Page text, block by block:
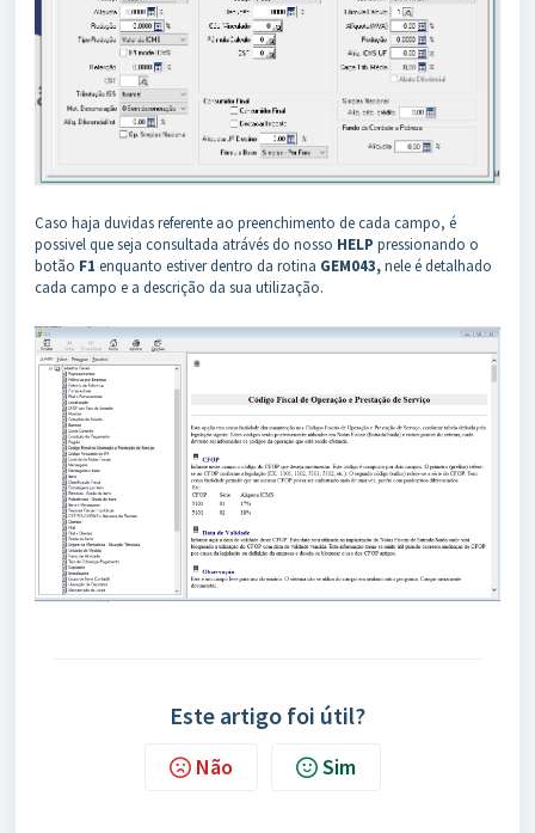
Caso haja duvidas referente ao preenchimento de cada campo, é
possivel que seja consultada atrávés do nosso HELP pressionando o
botão F1 enquanto estiver dentro da rotina GEM043,nele é detalhado
cada campo e a descrição da sua utilização.
Este artigo foi útil?
Não Sim